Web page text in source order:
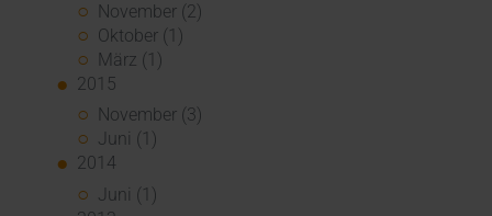
November (2)
Oktober (1)
März (1)
2015
November (3)
Juni (1)
2014
Juni (1)